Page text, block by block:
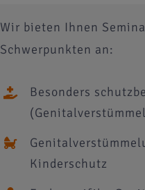
Wir bieten Ihnen
Schwerpunkten an:
Besonders
Kinderschutz